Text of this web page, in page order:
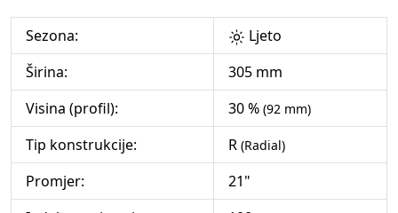
Sezona:
Ljeto
Širina:
305 mm
Visina (profil):
30 % (92 mm)
Tip konstrukcije: R (Radial)
Promjer:
21"